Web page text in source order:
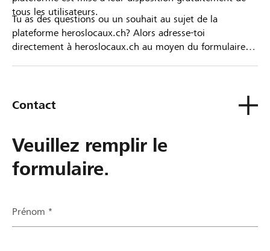
tous les utilisateurs.
Tu as des questions ou un souhait au sujet de la
plateforme heroslocaux.ch? Alors adresse-toi
directement à heroslocaux.ch au moyen du formulaire
Contact
Veuillez remplir le
formulaire.
Prénom *